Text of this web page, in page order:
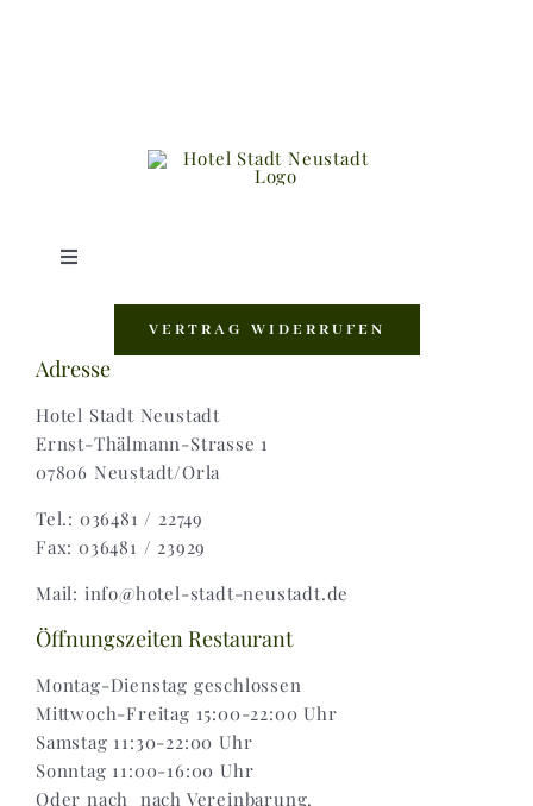
Toggle
Zahlungsweisen |
Widerruf |
Versand & Lieferung
VERTRAG WIDERRUFEN
Adresse
Hotel Stadt Neustadt
Ernst-Thälmann-Strasse 1
07806 Neustadt/Orla
Tel.: 036481 / 22749
Fax: 036481 / 23929
Mail: info@hotel-stadt-neustadt.de
Öffnungszeiten Restaurant
Montag-Dienstag geschlossen
Mittwoch-Freitag 15:00-22:00 Uhr
Samstag 11:30-22:00 Uhr
Sonntag 11:00-16:00 Uhr
Oder nach nach Vereinbarung.